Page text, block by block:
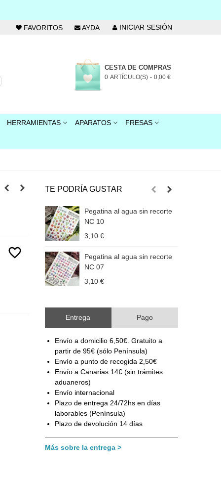
FAVORITOS AYDA INICIAR SESIÓN
CESTA DE COMPRAS
0 ARTÍCULO(S) - 0,00 €
HERRAMIENTAS APARATOS FRESAS
favorite_border
TE PODRÍA GUSTAR
Pegatina al agua sin recorte
NC 10
3,10 €
Pegatina al agua sin recorte
NC 07
3,10 €
Entrega Pago
Envío a domicilio 6,50€. Gratuito a
partir de 95€ (sólo Península)
Envío a punto de recogida 2,50€
Envío a Canarias 14€ (sin trámites
aduaneros)
Envío internacional
Plazo de entrega 24/72hs en días
laborables (Península)
Plazo de devolución 14 días
Más sobre la entrega